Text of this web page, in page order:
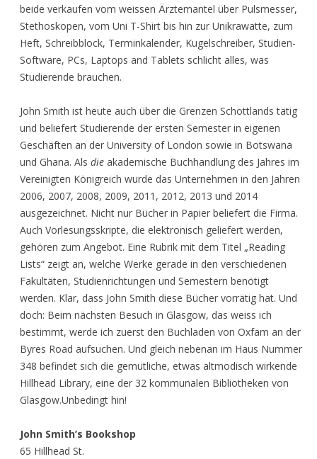
beide verkaufen vom weissen Ärztemantel über Pulsmesser,
Stethoskopen, vom Uni T-Shirt bis hin zur Unikrawatte, zum
Heft, Schreibblock, Terminkalender, Kugelschreiber, Studien-
Software, PCs, Laptops and Tablets schlicht alles, was
Studierende brauchen.
John Smith ist heute auch über die Grenzen Schottlands tätig
und beliefert Studierende der ersten Semester in eigenen
Geschäften an der University of London sowie in Botswana
und Ghana. Als die akademische Buchhandlung des Jahres im
Vereinigten Königreich wurde das Unternehmen in den Jahren
2006, 2007, 2008, 2009, 2011, 2012, 2013 und 2014
ausgezeichnet. Nicht nur Bücher in Papier beliefert die Firma.
Auch Vorlesungsskripte, die elektronisch geliefert werden,
gehören zum Angebot. Eine Rubrik mit dem Titel „Reading
Lists“ zeigt an, welche Werke gerade in den verschiedenen
Fakultäten, Studienrichtungen und Semestern benötigt
werden. Klar, dass John Smith diese Bücher vorrätig hat. Und
doch: Beim nächsten Besuch in Glasgow, das weiss ich
bestimmt, werde ich zuerst den Buchladen von Oxfam an der
Byres Road aufsuchen. Und gleich nebenan im Haus Nummer
348 befindet sich die gemütliche, etwas altmodisch wirkende
Hillhead Library, eine der 32 kommunalen Bibliotheken von
Glasgow.Unbedingt hin!
John Smith’s Bookshop
65 Hillhead St.